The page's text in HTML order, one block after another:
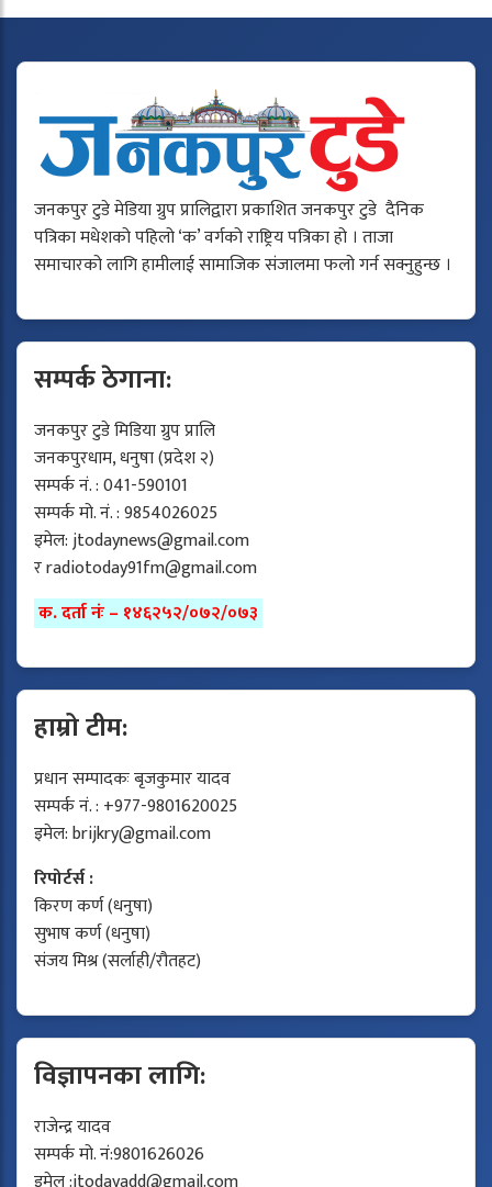
जनकपुर टुडे मेडिया ग्रुप प्रालिद्वारा प्रकाशित जनकपुर टुडे दैनिक
पत्रिका मधेशको पहिलो ‘क’ वर्गको राष्ट्रिय पत्रिका हो । ताजा
समाचारको लागि हामीलाई सामाजिक संजालमा फलो गर्न सक्नुहुन्छ ।
सम्पर्क ठेगाना:
जनकपुर टुडे मिडिया ग्रुप प्रालि
जनकपुरधाम, धनुषा (प्रदेश २)
सम्पर्क नं. : 041-590101
सम्पर्क मो. नं. : 9854026025
इमेल:jtodaynews@gmail.com
रradiotoday91fm@gmail.com
क. दर्ता नंः – १४६२५२/०७२/०७३
हाम्रो टीम:
प्रधान सम्पादकः बृजकुमार यादव
सम्पर्क नं. : +977-9801620025
इमेल:brijkry@gmail.com
रिपोर्टर्स :
किरण कर्ण (धनुषा)
सुभाष कर्ण (धनुषा)
संजय मिश्र (सर्लाही/रौतहट)
विज्ञापनका लागि:
राजेन्द्र यादव
सम्पर्क मो. नं:9801626026